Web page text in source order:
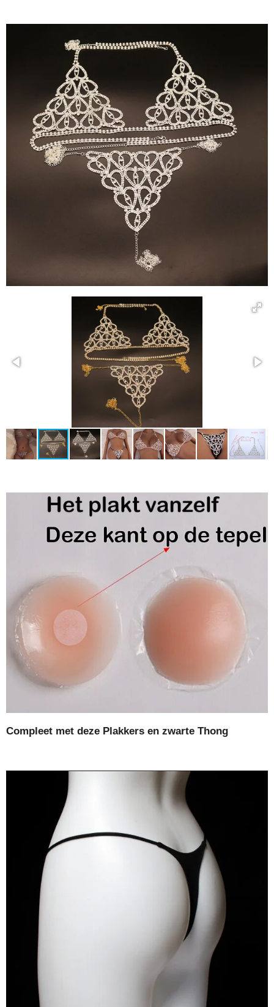
Compleet met deze Plakkers en zwarte Thong